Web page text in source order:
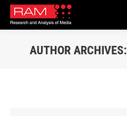
AUTHOR ARCHIVES: